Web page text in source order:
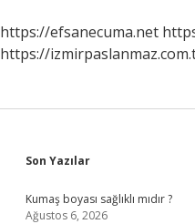
https://efsanecuma.net
https://
Sidebar
Son Yazılar
Kumaş boyası sağlıklı mıdır ?
Ağustos 6, 2026